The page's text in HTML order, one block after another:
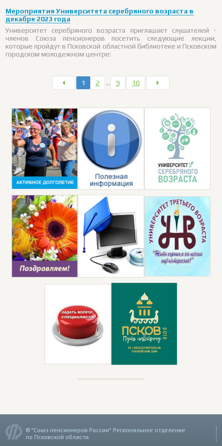
Мероприятия Университета серебряного возраста в
декабре 2023 года
Университет серебряного возраста приглашает слушателей -
членов Союза пенсионеров посетить следующие лекции,
которые пройдут в Псковской областной библиотеке и Псковском
городском молодежном центре:
1 2 … 9 10
© "Союз пенсионеров России" Региональное отделение
по Псковской области.